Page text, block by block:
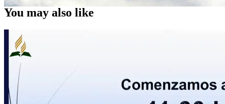
Ceremonia bautismal
You may also like